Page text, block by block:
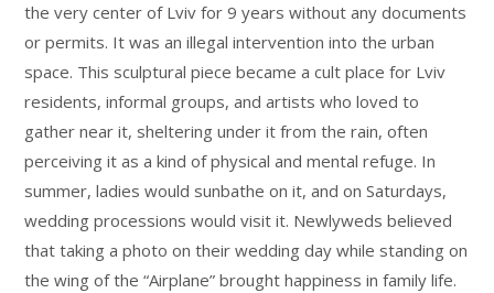
the very center of Lviv for 9 years without any documents
or permits. It was an illegal intervention into the urban
space. This sculptural piece became a cult place for Lviv
residents, informal groups, and artists who loved to
gather near it, sheltering under it from the rain, often
perceiving it as a kind of physical and mental refuge. In
summer, ladies would sunbathe on it, and on Saturdays,
wedding processions would visit it. Newlyweds believed
that taking a photo on their wedding day while standing on
the wing of the “Airplane” brought happiness in family life.